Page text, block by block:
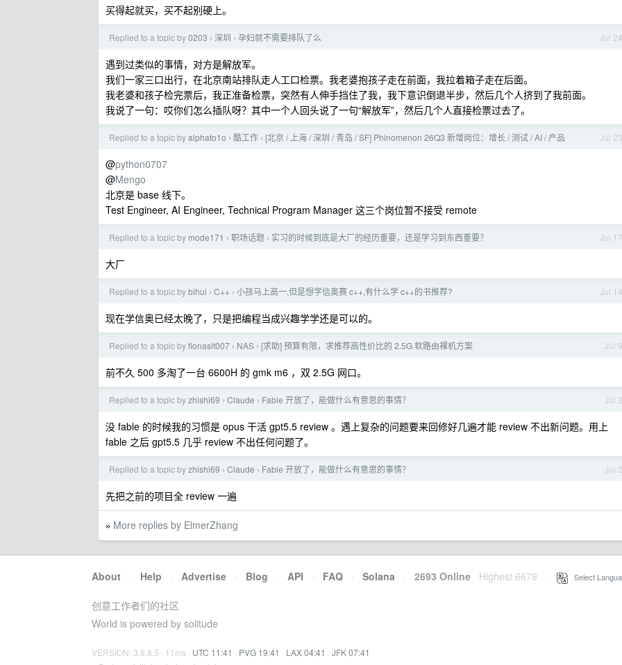
买得起就买，买不起别硬上。
Jul 24
Replied to a topic by0203 › 深圳 › 孕妇就不需要排队了么
遇到过类似的事情，对方是解放军。
我们一家三口出行，在北京南站排队走人工口检票。我老婆抱孩子走在前面，我拉着箱子走在后面。
我老婆和孩子检完票后，我正准备检票，突然有人伸手挡住了我，我下意识倒退半步，然后几个人挤到了我前面。
我说了一句：哎你们怎么插队呀？其中一个人回头说了一句“解放军”，然后几个人直接检票过去了。
Jul 23
Replied to a topic byalphato1o › 酷工作 › [北京 / 上海 / 深圳 / 青岛 / SF] Phinomenon 26Q3 新增岗位：增长 / 测试 / AI / 产品
@python0707
@Mengo
北京是 base 线下。
Test Engineer, AI Engineer, Technical Program Manager 这三个岗位暂不接受 remote
Jul 17
Replied to a topic by mode171 › 职场话题 › 实习的时候到底是大厂的经历重要，还是学习到东西重要？
大厂
Jul 14
Replied to a topic bybihui › C++ › 小孩马上高一,但是想学信奥赛 c++,有什么学 c++的书推荐?
现在学信奥已经太晚了，只是把编程当成兴趣学学还是可以的。
Jul 9
Replied to a topic byfionasit007 › NAS › [求助] 预算有限，求推荐高性价比的 2.5G 软路由裸机方案
前不久 500 多淘了一台 6600H 的 gmk m6 ，双 2.5G 网口。
Jul 2
Replied to a topic byzhishi69 › Claude › Fable 开放了，能做什么有意思的事情？
没 fable 的时候我的习惯是 opus 干活 gpt5.5 review 。遇上复杂的问题要来回修好几遍才能 review 不出新问题。用上
fable 之后 gpt5.5 几乎 review 不出任何问题了。
Jul 2
Replied to a topic byzhishi69 › Claude › Fable 开放了，能做什么有意思的事情？
先把之前的项目全 review 一遍
» More replies by ElmerZhang
About · Help · Advertise · Blog · API · FAQ · Solana · 2693 Online Highest 6679 Select
创意工作者们的社区
World is powered by solitude
VERSION: 3.9.8.5 · 11ms · UTC 11:41 · PVG 19:41 · LAX 04:41 · JFK 07:41